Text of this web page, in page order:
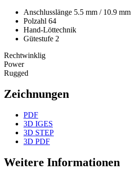
Anschlusslänge 5.5 mm / 10.9 mm
Polzahl 64
Hand-Löttechnik
Gütestufe 2
Rechtwinklig
Power
Rugged
Zeichnungen
PDF
3D IGES
3D STEP
3D PDF
Weitere Informationen